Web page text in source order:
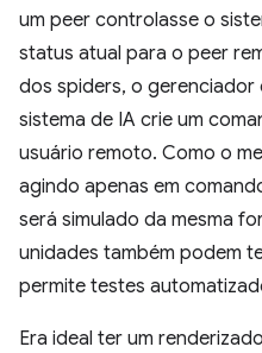
um peer controlasse o
status atual para o peer
dos spiders, o
sistema de IA crie um
usuário remoto. Como o
agindo apenas em
será simulado da mesma
unidades também podem
permite testes
Era ideal ter um